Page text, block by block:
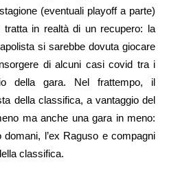
(eventuali playoff a parte)
in realtà di un recupero: la
si sarebbe dovuta giocare
di alcuni casi covid tra i
della gara. Nel frattempo, il
della classifica, a vantaggio del
ma anche una gara in meno:
l’ex Raguso e compagni
classifica.